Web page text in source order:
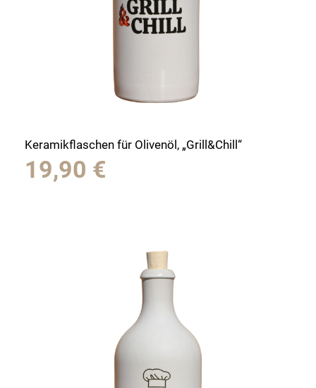
Keramikflaschen für Olivenöl, „Grill&Chill“
19,90 €